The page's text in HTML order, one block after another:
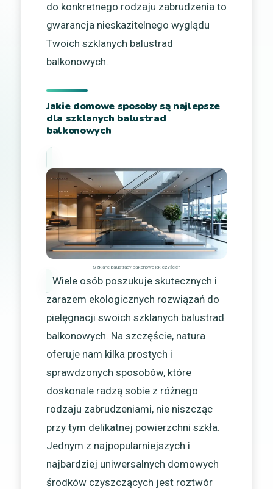
do konkretnego rodzaju zabrudzenia to
gwarancja nieskazitelnego wyglądu
Twoich szklanych balustrad
balkonowych.
Jakie domowe sposoby są najlepsze
dla szklanych balustrad
balkonowych
Szklane balustrady balkonowe jak czyścić?
Wiele osób poszukuje skutecznych i
zarazem ekologicznych rozwiązań do
pielęgnacji swoich szklanych balustrad
balkonowych. Na szczęście, natura
oferuje nam kilka prostych i
sprawdzonych sposobów, które
doskonale radzą sobie z różnego
rodzaju zabrudzeniami, nie niszcząc
przy tym delikatnej powierzchni szkła.
Jednym z najpopularniejszych i
najbardziej uniwersalnych domowych
środków czyszczących jest roztwór